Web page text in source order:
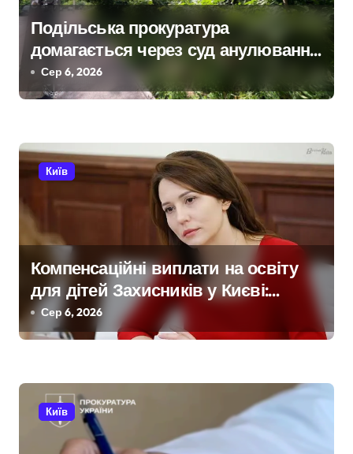
а
п
и
і
в
Подільська прокуратура
домагається через суд анулювання
прав власності на фіктивну
будівлю в центрі Києва
Сер 6, 2026
Київ
Компенсаційні виплати на освіту
для дітей Захисників у Києві:
умови отримання до 40 тисяч
гривень і процедура подачі
Сер 6, 2026
Київ